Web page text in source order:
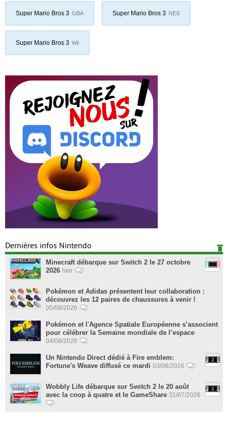
Super Mario Bros 3 GBA Super Mario Bros 3 NES
Super Mario Bros 3 Wii
Dernières infos Nintendo
Minecraft débarque sur Switch 2 le 27 octobre
2026 hier
Pokémon et Adidas présentent leur collaboration :
découvrez les 12 paires de chaussures à venir !
05/08/2026
Pokémon et l'Agence Spatiale Européenne s’associent
pour célébrer la Semaine mondiale de l’espace
04/08/2026
Un Nintendo Direct dédié à Fire emblem:
Fortune's Weave diffusé ce mardi 03/08/2026
Wobbly Life débarque sur Switch 2 le 20 août
avec la coop à quatre et le GameShare 31/07/2026